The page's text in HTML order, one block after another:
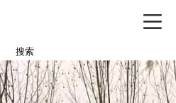
搜索